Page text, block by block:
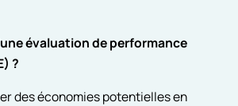
évaluation de performance
?
des économies potentielles en